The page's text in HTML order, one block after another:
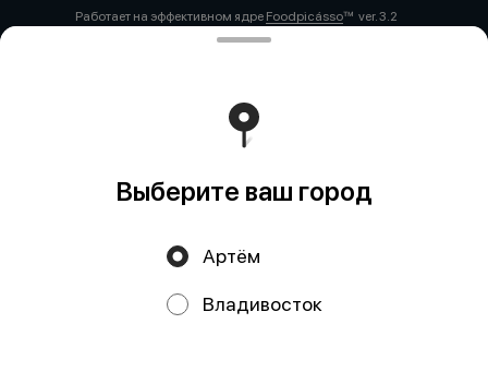
Работает на эффективном ядре Foodpicássover. 3.2
Политика конфиденциальности
Публичная оферта
Выберите ваш город
Артём
Владивосток